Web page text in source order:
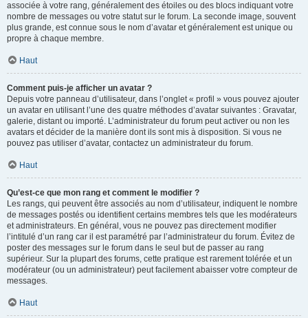
associée à votre rang, généralement des étoiles ou des blocs indiquant votre
nombre de messages ou votre statut sur le forum. La seconde image, souvent
plus grande, est connue sous le nom d’avatar et généralement est unique ou
propre à chaque membre.
Haut
Comment puis-je afficher un avatar ?
Depuis votre panneau d’utilisateur, dans l’onglet « profil » vous pouvez ajouter
un avatar en utilisant l’une des quatre méthodes d’avatar suivantes : Gravatar,
galerie, distant ou importé. L’administrateur du forum peut activer ou non les
avatars et décider de la manière dont ils sont mis à disposition. Si vous ne
pouvez pas utiliser d’avatar, contactez un administrateur du forum.
Haut
Qu’est-ce que mon rang et comment le modifier ?
Les rangs, qui peuvent être associés au nom d’utilisateur, indiquent le nombre
de messages postés ou identifient certains membres tels que les modérateurs
et administrateurs. En général, vous ne pouvez pas directement modifier
l’intitulé d’un rang car il est paramétré par l’administrateur du forum. Évitez de
poster des messages sur le forum dans le seul but de passer au rang
supérieur. Sur la plupart des forums, cette pratique est rarement tolérée et un
modérateur (ou un administrateur) peut facilement abaisser votre compteur de
messages.
Haut